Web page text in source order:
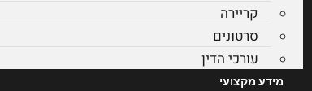
קריירה
סרטונים
עורכי הדין
מידע מקצועי